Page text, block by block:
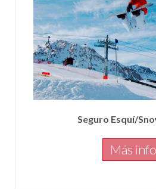
Seguro Esquí/
Más info